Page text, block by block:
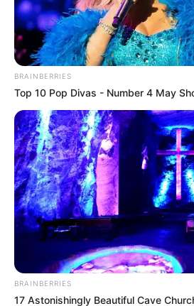
verdadero nunca duele de
acompaña, suma, cuida.
Si tienes 18 años, este es tu
apresures, pero tampoco te
sentir. Permítete conocer.
Hay personas allá afuera
conexión real, una
historia que empiece sin
BRAINBERRIES
Top 10 Pop Divas - Number 4 May
BRAINBERRIES
17 Astonishingly Beautiful Cave